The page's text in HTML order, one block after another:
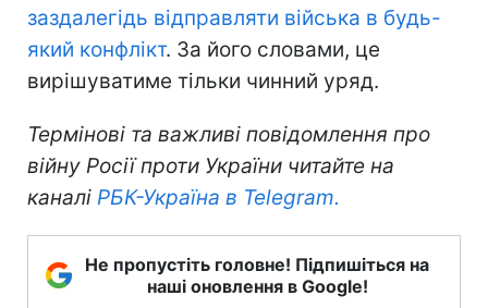
заздалегідь відправляти війська в будь-
який конфлікт. За його словами, це
вирішуватиме тільки чинний уряд.
Термінові та важливі повідомлення про
війну Росії проти України читайте на
каналі РБК-Україна в Telegram.
Не пропустіть головне! Підпишіться на
наші оновлення в Google!